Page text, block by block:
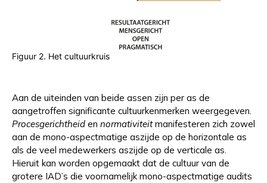
Figuur 2. Het cultuurkruis
Aan de uiteinden van beide assen zijn per as de
aangetroffen significante cultuurkenmerken weergegeven.
Procesgerichtheid en normativiteitmanifesteren zich zowel
aan de mono-aspectmatige aszijde op de horizontale as
als de veel medewerkers aszijde op de verticale as.
Hieruit kan worden opgemaakt dat de cultuur van de
grotere IAD’s die voornamelijk mono-aspectmatige audits